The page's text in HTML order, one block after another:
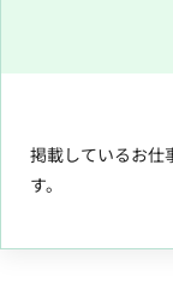
掲載しているお仕
す。